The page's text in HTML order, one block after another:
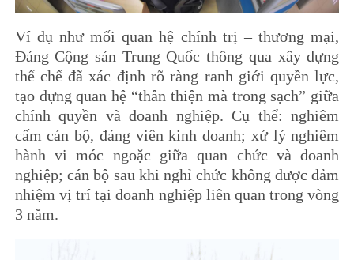
Ví dụ như mối quan hệ chính trị – thương mại,
Đảng Cộng sản Trung Quốc thông qua xây dựng
thể chế đã xác định rõ ràng ranh giới quyền lực,
tạo dựng quan hệ “thân thiện mà trong sạch” giữa
chính quyền và doanh nghiệp. Cụ thể: nghiêm
cấm cán bộ, đảng viên kinh doanh; xử lý nghiêm
hành vi móc ngoặc giữa quan chức và doanh
nghiệp; cán bộ sau khi nghỉ chức không được đảm
nhiệm vị trí tại doanh nghiệp liên quan trong vòng
3 năm.